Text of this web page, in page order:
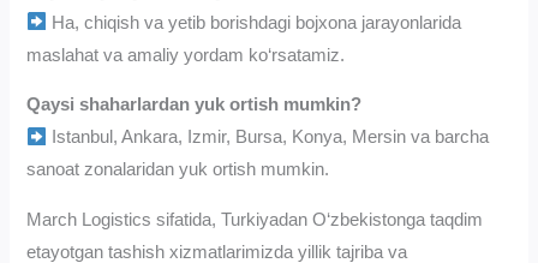
Ha, chiqish va yetib borishdagi bojxona jarayonlarida
maslahat va amaliy yordam ko‘rsatamiz.
Qaysi shaharlardan yuk ortish mumkin?
Istanbul, Ankara, Izmir, Bursa, Konya, Mersin va barcha
sanoat zonalaridan yuk ortish mumkin.
March Logistics sifatida, Turkiyadan O‘zbekistonga taqdim
etayotgan tashish xizmatlarimizda yillik tajriba va